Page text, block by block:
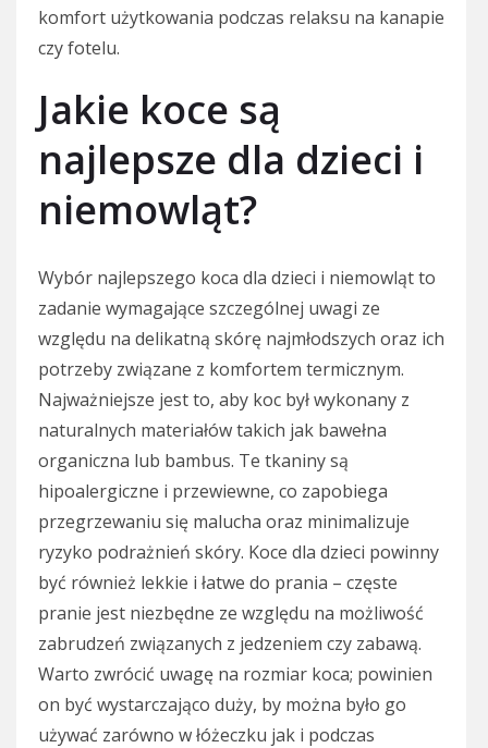
komfort użytkowania podczas relaksu na kanapie
czy fotelu.
Jakie koce są
najlepsze dla dzieci i
niemowląt?
Wybór najlepszego koca dla dzieci i niemowląt to
zadanie wymagające szczególnej uwagi ze
względu na delikatną skórę najmłodszych oraz ich
potrzeby związane z komfortem termicznym.
Najważniejsze jest to, aby koc był wykonany z
naturalnych materiałów takich jak bawełna
organiczna lub bambus. Te tkaniny są
hipoalergiczne i przewiewne, co zapobiega
przegrzewaniu się malucha oraz minimalizuje
ryzyko podrażnień skóry. Koce dla dzieci powinny
być również lekkie i łatwe do prania – częste
pranie jest niezbędne ze względu na możliwość
zabrudzeń związanych z jedzeniem czy zabawą.
Warto zwrócić uwagę na rozmiar koca; powinien
on być wystarczająco duży, by można było go
używać zarówno w łóżeczku jak i podczas